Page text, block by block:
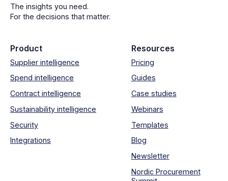
The insights you need.
For the decisions that matter.
Product
Supplier intelligence
Spend intelligence
Contract intelligence
Sustainability intelligence
Security
Integrations
Resources
Pricing
Guides
Case studies
Webinars
Templates
Blog
Newsletter
Nordic Procurement